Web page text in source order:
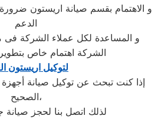
و الاهتمام بقسم صيانة اريستون
الدعم
و المساعدة لكل عملاء الشركة فى
الشركة اهتمام خاص
لتوكيل اريستون
إذا كنت تبحث عن توكيل صيانة
الصحيح،
لذلك اتصل بنا لحجز صيانة